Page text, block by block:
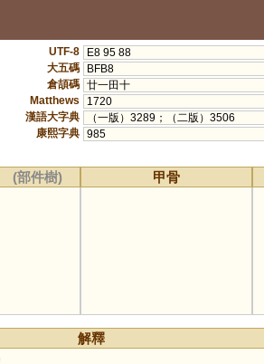
UTF-8
E8 95 88
大五碼
BFB8
倉頡碼 廿一田十
Matthews
1720
漢語大字典
（一版）3289；（二版）3506
康熙字典 985
(部件樹) 甲骨
解釋